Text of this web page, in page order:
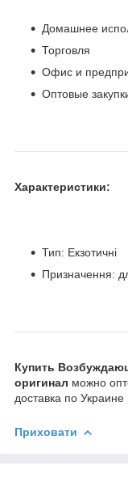
Домашнее
Торговля
Офис и
Оптовые
Характеристики:
Тип: Екзотичні
Призначення:
Купить
оригинал можно
доставка по
Приховати